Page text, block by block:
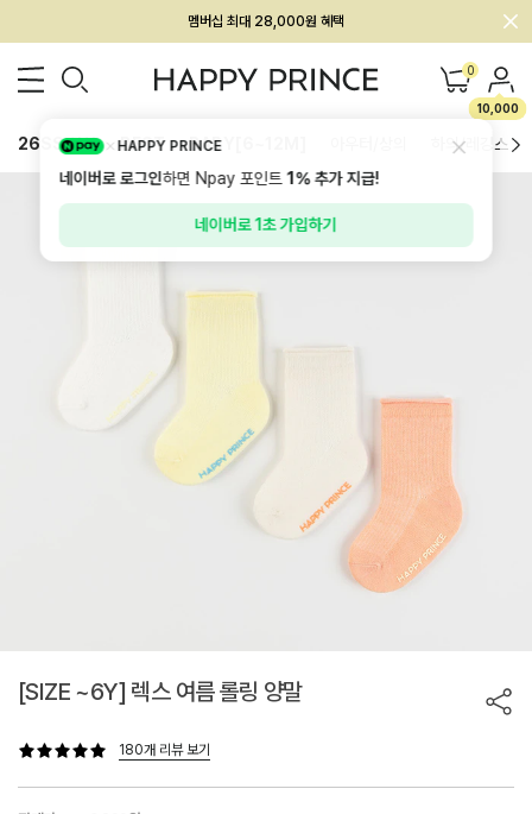
회원전용 아울렛, 가입하면 ~60% 할인!
멤버십 최대 28,000원 혜택 0
10,000
26SS 신상 BEST BABY[6~12M] 하의/레깅스
[SIZE ~6Y] 렉스 여름 롤링 양말
180개 리뷰 보기
HAPPY PRINCE
네이버로 로그인하면 Npay 포인트1%추가 지급!
네이버로 1초 가입하기